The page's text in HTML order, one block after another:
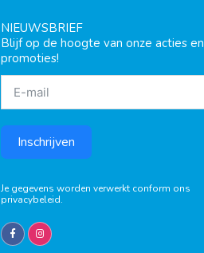
NIEUWSBRIEF
Blijf op de hoogte van onze acties en
promoties!
Inschrijven
Je gegevens worden verwerkt conform ons
privacybeleid.